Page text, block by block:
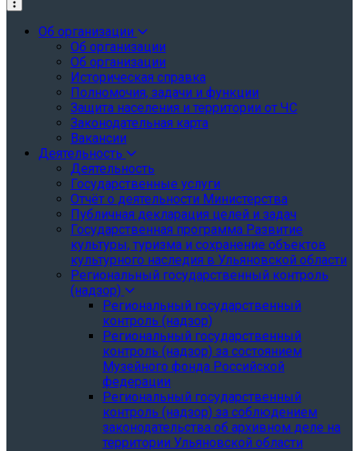
Об организации
Об организации
Об организации
Историческая справка
Полномочия, задачи и функции
Защита населения и территории от ЧС
Законодательная карта
Вакансии
Деятельность
Деятельность
Государственные услуги
Отчёт о деятельности Министерства
Публичная декларация целей и задач
Государственная программа Развитие
культуры, туризма и сохранение объектов
культурного наследия в Ульяновской области
Региональный государственный контроль
(надзор)
Региональный государственный
контроль (надзор)
Региональный государственный
контроль (надзор) за состоянием
Музейного фонда Российской
федерации
Региональный государственный
контроль (надзор) за соблюдением
законодательства об архивном деле на
территории Ульяновской области